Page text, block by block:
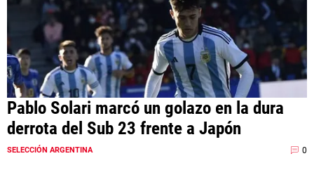
Pablo Solari marcó un golazo en la dura
derrota del Sub 23 frente a Japón
SELECCIÓN ARGENTINA 0